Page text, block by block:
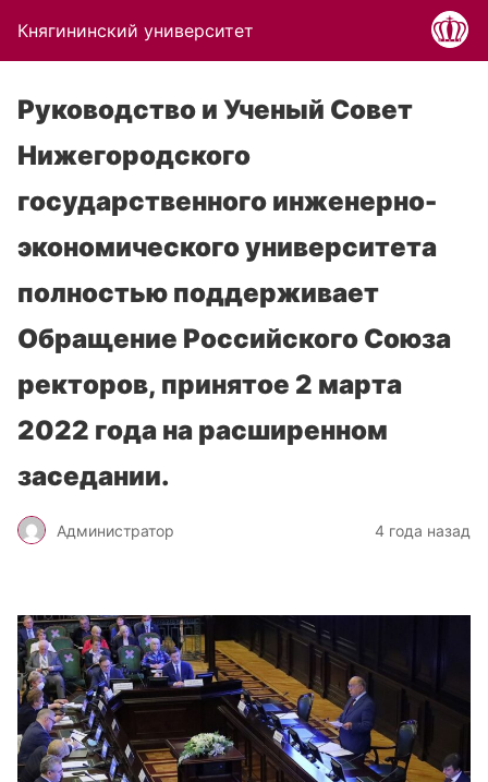
Княгининский университет
Руководство и Ученый Совет
Нижегородского
государственного инженерно-
экономического университета
полностью поддерживает
Обращение Российского Союза
ректоров, принятое 2 марта
2022 года на расширенном
заседании.
Администратор 4 года назад